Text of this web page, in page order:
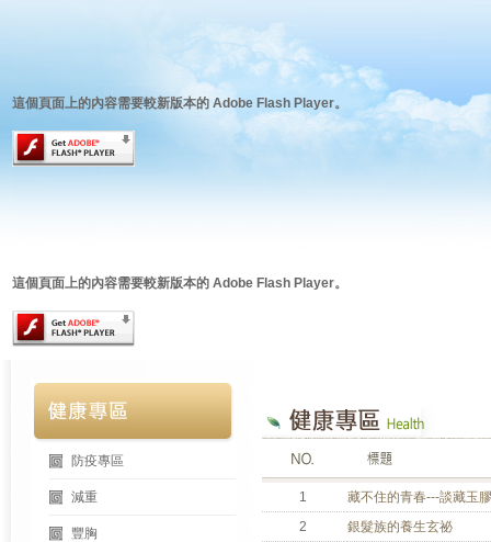
這個頁面上的內容需要較新版本的 Adobe Flash Player。
這個頁面上的內容需要較新版本的 Adobe Flash Player。
防疫專區
減重
豐胸
1
藏不住的青春---談藏玉
2
銀髮族的養生玄祕